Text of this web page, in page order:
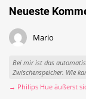
Neueste
Mario
Bei mir ist das
Zwischenspeicher. Wie
→ Philips Hue äußerst